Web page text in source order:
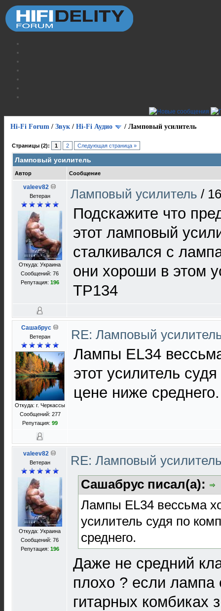
Hi-Fi Forum / Звук / Hi-Fi Аудио / Ламповый усилитель
Страницы (2): 1 2 Следующая страница »
Ламповый усилитель
Автор Сообщение
valeev82
Ветеран
Откуда: Украина
Сообщений: 76
Репутация: 196
Ламповый усилитель /
Подскажите что
этот ламповый
сталкивался с
они хороши в этом
TP134
Сашабрус
Ветеран
Откуда: г. Черкассы
Сообщений: 277
Репутация: 99
RE: Ламповый
Лампы EL34
этот усилитель
цене ниже среднего.
valeev82
Ветеран
Откуда: Украина
Сообщений: 76
Репутация: 196
RE: Ламповый
Сашабрус писал(а):
Лампы EL34 вессьма
усилитель судя по
среднего.
Даже не средний
плохо ? если лампа
гитарных комбиках